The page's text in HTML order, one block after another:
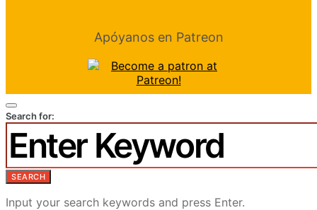
Apóyanos en Patreon
Search for:
SEARCH
Input your search keywords and press Enter.